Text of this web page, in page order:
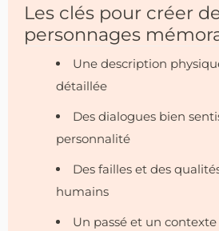
Les clés pour créer
personnages
Une description
détaillée
Des dialogues bien
personnalité
Des failles et des
humains
Un passé et un